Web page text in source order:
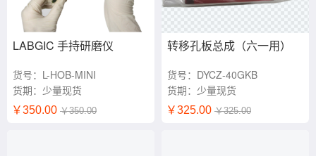
LABGIC 手持研磨仪
货号：L-HOB-MINI
货期：少量现货
￥350.00 ￥350.00
转移孔板总成（六一用）
货号：DYCZ-40GKB
货期：少量现货
￥325.00 ￥325.00